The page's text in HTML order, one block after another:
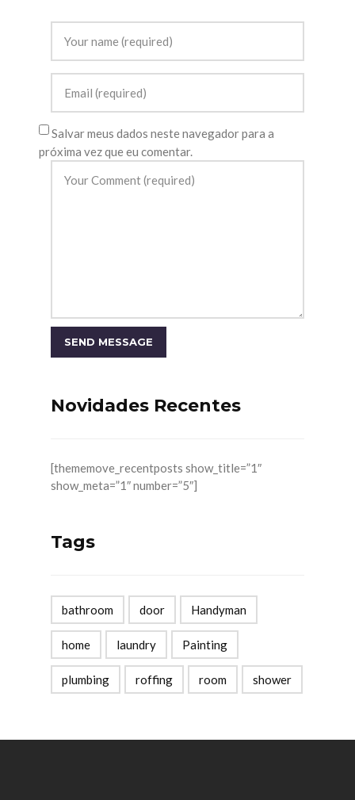
Salvar meus dados neste navegador para a
próxima vez que eu comentar.
Novidades Recentes
[thememove_recentposts show_title=”1″
show_meta=”1″ number=”5″]
Tags
bathroom door Handyman
home laundry Painting
plumbing roffing room shower